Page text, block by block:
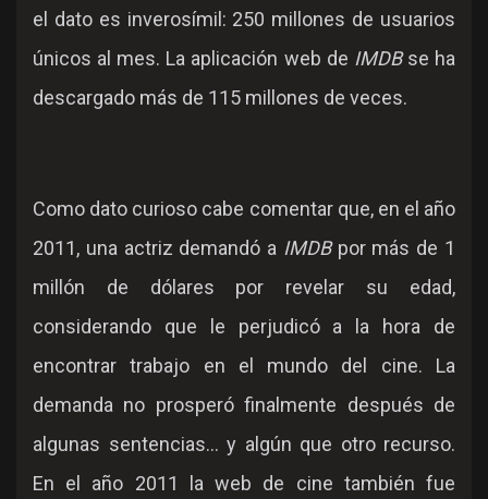
el dato es inverosímil: 250 millones de usuarios
únicos al mes. La aplicación web de IMDBse ha
descargado más de 115 millones de veces.
Como dato curioso cabe comentar que, en el año
2011, una actriz demandó a IMDBpor más de 1
millón de dólares por revelar su edad,
considerando que le perjudicó a la hora de
encontrar trabajo en el mundo del cine. La
demanda no prosperó finalmente después de
algunas sentencias... y algún que otro recurso.
En el año 2011 la web de cine también fue